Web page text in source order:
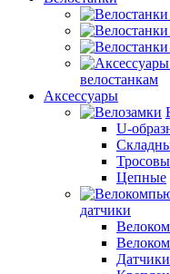
велостанкам
Аксессуары
U-
Цепные
датчики